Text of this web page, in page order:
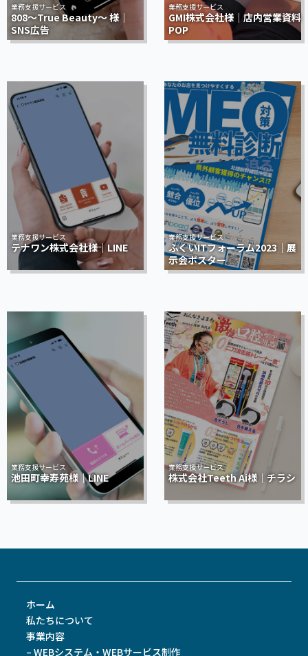
業務支援サービス
808～True Beauty～ 様｜
SNS広告
業務支援サービス
GMI株式会社様｜店内営業資料
POP
業務支援サービス
テナワン株式会社様｜LINE
業務支援サービス
ふくいITフォーラム2023｜展
示会ポスター
業務支援サービス
池田町幸寿苑様｜LINE
業務支援サービス
株式会社Teeth Ai様｜チラシ
ホーム
私たちについて
事業内容
– WEBシステム・WEBサービス制作